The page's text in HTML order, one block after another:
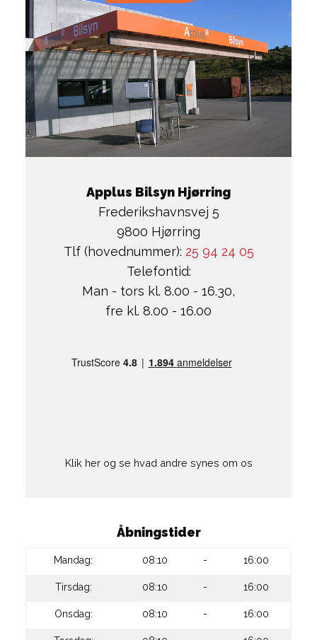
Applus Bilsyn Hjørring
Frederikshavnsvej 5
9800 Hjørring
Tlf (hovednummer): 25 94 24 05
Telefontid:
Man - tors kl. 8.00 - 16.30,
fre kl. 8.00 - 16.00
Klik her og se hvad andre synes om os
Åbningstider
Mandag: 08:10 - 16:00
Tirsdag: 08:10 - 16:00
Onsdag: 08:10 - 16:00